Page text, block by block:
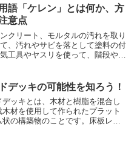
収することを想定して取り付けら
ても、コンクリート打設後にはス
スペースがあったとしても、固定
も起きる。こうしたときには、捨
ようになる。
語「ケレン」とは何か、方
意点
クリート、モルタルの汚れを取り
、汚れやサビを落として塗料の付
工具やヤスリを使って、階段やト
が必要です。鉄部以外にも木部
デッキの可能性を知ろう！
デッキとは、木材と樹脂を混合し
木材を使用して作られたプラット
状の構築物のことです。 床板レベ